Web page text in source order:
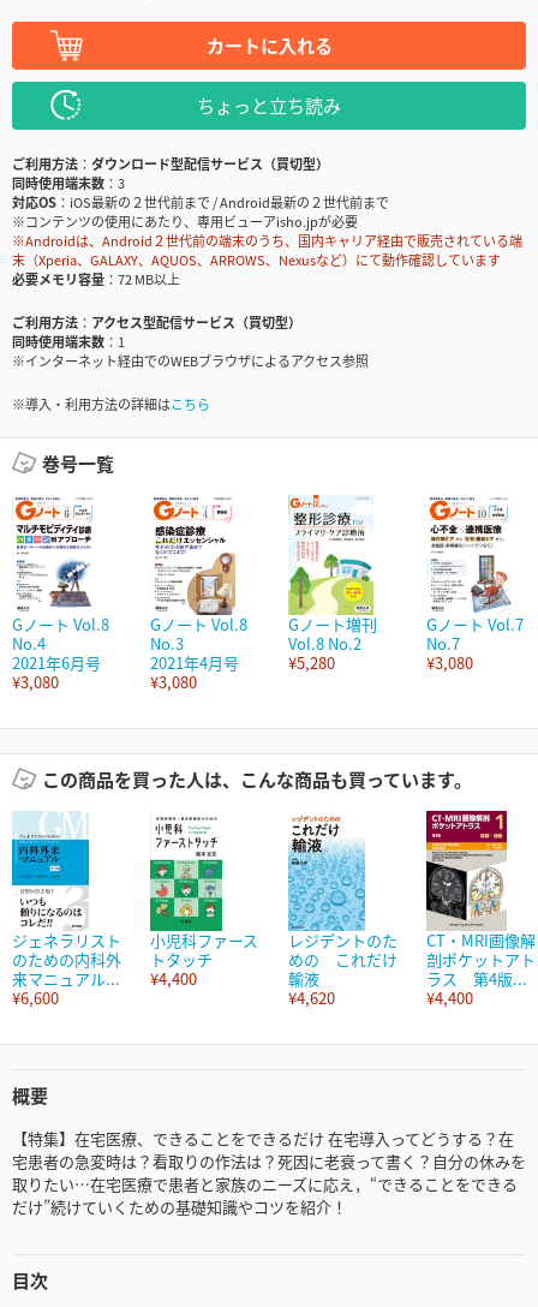
カートに入れる
ちょっと立ち読み
ご利用方法
ダウンロード型配信サービス（買切型）
同時使用端末数
3
対応OS
iOS最新の２世代前まで / Android最新の２世代前まで
※コンテンツの使用にあたり、専用ビューアisho.jpが必要
※Androidは、Android２世代前の端末のうち、国内キャリア経由で販売されている端
末（Xperia、GALAXY、AQUOS、ARROWS、Nexusなど）にて動作確認しています
必要メモリ容量
72 MB以上
ご利用方法
アクセス型配信サービス（買切型）
同時使用端末数
1
※インターネット経由でのWEBブラウザによるアクセス参照
※導入・利用方法の詳細はこちら
巻号一覧
Gノート Vol.8
No.4
2021年6月号
¥3,080
Gノート Vol.8
No.3
2021年4月号
¥3,080
Gノート増刊
Vol.8 No.2
¥5,280
Gノート Vol.7
No.7
¥3,080
この商品を買った人は、こんな商品も買っています。
ジェネラリスト
のための内科外
来マニュアル...
¥6,600
小児科ファース
トタッチ
¥4,400
レジデントのた
めの これだけ
輸液
¥4,620
CT・MRI画像解
剖ポケットアト
ラス 第4版...
¥4,400
概要
【特集】在宅医療、できることをできるだけ 在宅導入ってどうする？在
宅患者の急変時は？看取りの作法は？死因に老衰って書く？自分の休みを
取りたい…在宅医療で患者と家族のニーズに応え，“できることをできる
だけ”続けていくための基礎知識やコツを紹介！
目次